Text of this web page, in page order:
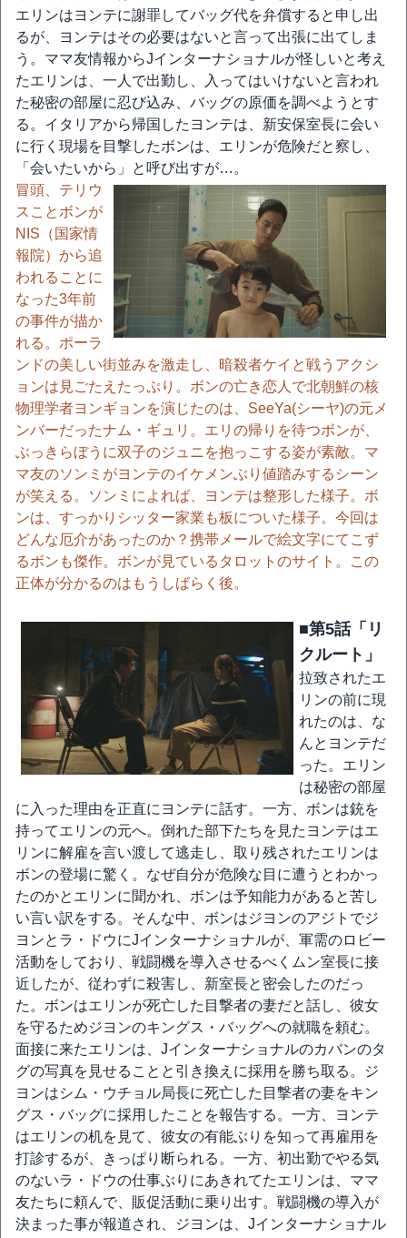
エリンはヨンテに謝罪してバッグ代を弁償すると申し出
るが、ヨンテはその必要はないと言って出張に出てしま
う。ママ友情報からJインターナショナルが怪しいと考え
たエリンは、一人で出勤し、入ってはいけないと言われ
た秘密の部屋に忍び込み、バッグの原価を調べようとす
る。イタリアから帰国したヨンテは、新安保室長に会い
に行く現場を目撃したボンは、エリンが危険だと察し、
「会いたいから」と呼び出すが…。
冒頭、テリウ
スことボンが
NIS（国家情
報院）から追
われることに
なった3年前
の事件が描か
れる。ポーラ
ンドの美しい街並みを激走し、暗殺者ケイと戦うアクシ
ョンは見ごたえたっぷり。ボンの亡き恋人で北朝鮮の核
物理学者ヨンギョンを演じたのは、SeeYa(シーヤ)の元メ
ンバーだったナム・ギュリ。エリの帰りを待つボンが、
ぶっきらぼうに双子のジュニを抱っこする姿が素敵。マ
マ友のソンミがヨンテのイケメンぶり値踏みするシーン
が笑える。ソンミによれば、ヨンテは整形した様子。ボ
ンは、すっかりシッター家業も板についた様子。今回は
どんな厄介があったのか？携帯メールで絵文字にてこず
るボンも傑作。ボンが見ているタロットのサイト。この
正体が分かるのはもうしばらく後。
■第5話「リ
クルート」
拉致されたエ
リンの前に現
れたのは、な
んとヨンテだ
った。エリン
は秘密の部屋
に入った理由を正直にヨンテに話す。一方、ボンは銃を
持ってエリンの元へ。倒れた部下たちを見たヨンテはエ
リンに解雇を言い渡して逃走し、取り残されたエリンは
ボンの登場に驚く。なぜ自分が危険な目に遭うとわかっ
たのかとエリンに聞かれ、ボンは予知能力があると苦し
い言い訳をする。そんな中、ボンはジヨンのアジトでジ
ヨンとラ・ドウにJインターナショナルが、軍需のロビー
活動をしており、戦闘機を導入させるべくムン室長に接
近したが、従わずに殺害し、新室長と密会したのだっ
た。ボンはエリンが死亡した目撃者の妻だと話し、彼女
を守るためジヨンのキングス・バッグへの就職を頼む。
面接に来たエリンは、Jインターナショナルのカバンのタ
グの写真を見せることと引き換えに採用を勝ち取る。ジ
ヨンはシム・ウチョル局長に死亡した目撃者の妻をキン
グス・バッグに採用したことを報告する。一方、ヨンテ
はエリンの机を見て、彼女の有能ぶりを知って再雇用を
打診するが、きっぱり断られる。一方、初出勤でやる気
のないラ・ドウの仕事ぶりにあきれてたエリンは、ママ
友たちに頼んで、販促活動に乗り出す。戦闘機の導入が
決まった事が報道され、ジヨンは、Jインターナショナル